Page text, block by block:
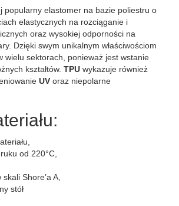
popularny elastomer na bazie poliestru o
elastycznych na rozciąganie i
oraz wysokiej odporności na
Dzięki swym unikalnym właściwościom
wielu sektorach, ponieważ jest wstanie
kształtów. TPU wykazuje również
UV oraz niepolarne
od 220°C,
Shore’a A,
stół